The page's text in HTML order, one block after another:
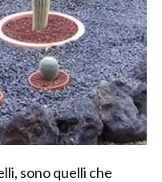
sono quelli che